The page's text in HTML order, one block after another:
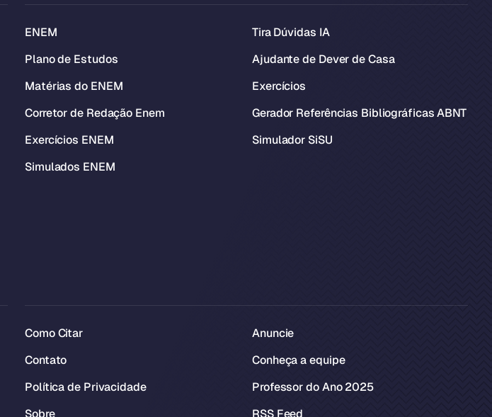
ENEM
Plano de Estudos
Matérias do ENEM
Corretor de Redação Enem
Exercícios ENEM
Simulados ENEM
Tira Dúvidas IA
Ajudante de Dever de Casa
Exercícios
Gerador Referências Bibliográficas ABNT
Simulador SiSU
Como Citar
Contato
Política de Privacidade
Sobre
Anuncie
Conheça a equipe
Professor do Ano 2025
RSS Feed